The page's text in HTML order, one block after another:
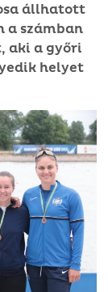
állhatott
a számban
aki a győri
helyet